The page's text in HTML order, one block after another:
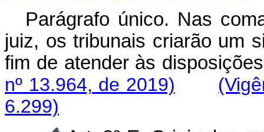
Parágrafo único. Nas
juiz, os tribunais criarão um
fim de atender às
nº 13.964, de 2019)
6.299)